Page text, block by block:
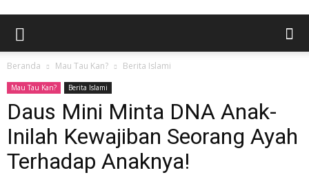
Beranda Mau Tau Kan? Berita Islami
Mau Tau Kan? Berita Islami
Daus Mini Minta DNA Anak-
Inilah Kewajiban Seorang Ayah
Terhadap Anaknya!